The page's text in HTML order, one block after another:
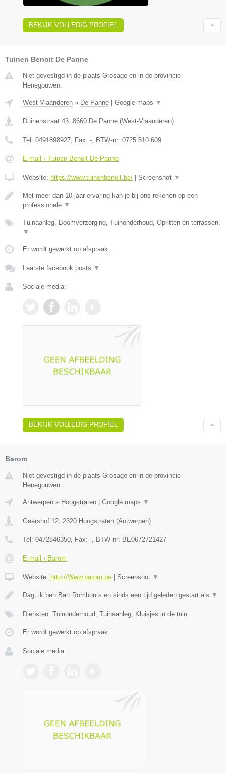
BEKIJK VOLLEDIG PROFIEL
Tuinen Benoit De Panne
Niet gevestigd in de plaats Grosage en in de provincie
Henegouwen.
West-Vlaanderen » De Panne Google maps ▼
Duinenstraat 43 8660 De Panne (West-Vlaanderen)
Tel: 0491898927 , Fax: - , BTW-nr: 0725.510.609
E-mail › Tuinen Benoit De Panne
Website: https://www.tuinenbenoit.be/ Screenshot ▼
Met meer dan 10 jaar ervaring kan je bij ons rekenen op een
professionele ▼
Tuinaanleg, Boomverzorging, Tuinonderhoud, Opritten en terrassen,
▼
Er wordt gewerkt op afspraak.
Laatste facebook posts ▼
Sociale media:
BEKIJK VOLLEDIG PROFIEL
Barom
Niet gevestigd in de plaats Grosage en in de provincie
Henegouwen.
Antwerpen » Hoogstraten | Google maps ▼
Gaarshof 12 2320 Hoogstraten (Antwerpen)
Tel: 0472846350 , Fax: - , BTW-nr: BE0672721427
E-mail › Barom
Website: http://Www.barom.be | Screenshot ▼
Dag, ik ben Bart Rombouts en sinds een tijd geleden gestart als ▼
Diensten: Tuinonderhoud, Tuinaanleg, Kluisjes in de tuin
Er wordt gewerkt op afspraak.
Sociale media: